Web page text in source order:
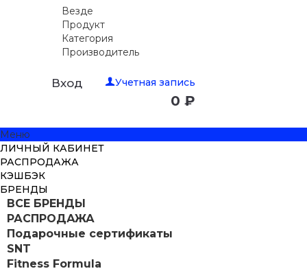
Везде
Продукт
Категория
Производитель
Вход Учетная запись
0 ₽
Меню
ЛИЧНЫЙ КАБИНЕТ
РАСПРОДАЖА
КЭШБЭК
БРЕНДЫ
ВСЕ БРЕНДЫ
РАСПРОДАЖА
Подарочные сертификаты
SNT
Fitness Formula